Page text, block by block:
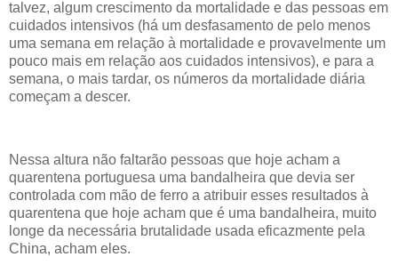
talvez, algum crescimento da mortalidade e das pessoas em
cuidados intensivos (há um desfasamento de pelo menos
uma semana em relação à mortalidade e provavelmente um
pouco mais em relação aos cuidados intensivos), e para a
semana, o mais tardar, os números da mortalidade diária
começam a descer.
Nessa altura não faltarão pessoas que hoje acham a
quarentena portuguesa uma bandalheira que devia ser
controlada com mão de ferro a atribuir esses resultados à
quarentena que hoje acham que é uma bandalheira, muito
longe da necessária brutalidade usada eficazmente pela
China, acham eles.